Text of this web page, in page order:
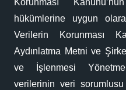
Korunması
hükümlerine uygun
Verilerin Korunması
Aydınlatma Metni ve
ve İşlenmesi
verilerinin veri